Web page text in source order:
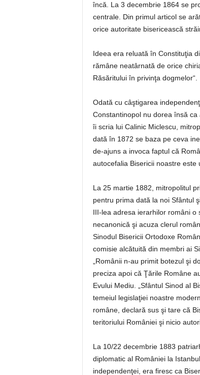
încă. La 3 decembrie 1864 se
centrale. Din primul articol se
orice autoritate bisericească
Ideea era reluată în Constituţia
rămâne neatârnată de orice
Răsăritului în privinţa dogmelor“.
Odată cu câştigarea
Constantinopol nu dorea însă
îi scria lui Calinic Miclescu,
dată în 1872 se baza pe ceva
de-ajuns a invoca faptul că
autocefalia Bisericii noastre este
La 25 martie 1882, mitropolitul
pentru prima dată la noi Sfântul
III-lea adresa ierarhilor români o
necanonică şi acuza clerul
Sinodul Bisericii Ortodoxe
comisie alcătuită din membri ai
„Românii n-au primit botezul şi
preciza apoi că Ţările Române
Evului Mediu. „Sfântul Sinod al
temeiul legislaţiei noastre
române, declară sus şi tare că
teritoriului României şi nicio
La 10/22 decembrie 1883
diplomatic al României la
independenţei, era firesc ca